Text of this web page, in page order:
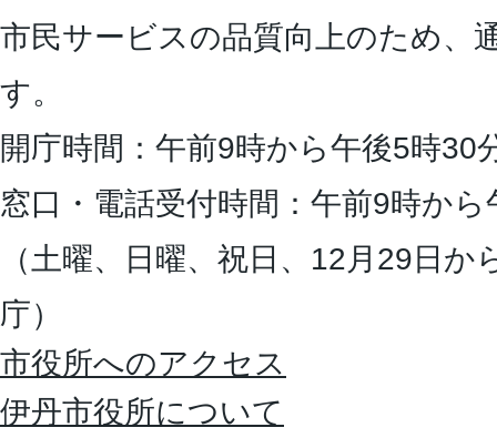
市民サービスの品質向上のため、
す。
開庁時間：午前9時から午後5時30
窓口・電話受付時間：午前9時か
（土曜、日曜、祝日、12月29日
庁）
市役所へのアクセス
伊丹市役所について